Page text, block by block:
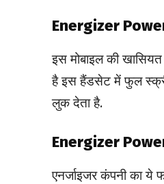
Energizer
इस मोबाइल की
है इस हैंडसेट में फुल
लुक देता है.
Energizer
एनर्जाइजर कंपनी का